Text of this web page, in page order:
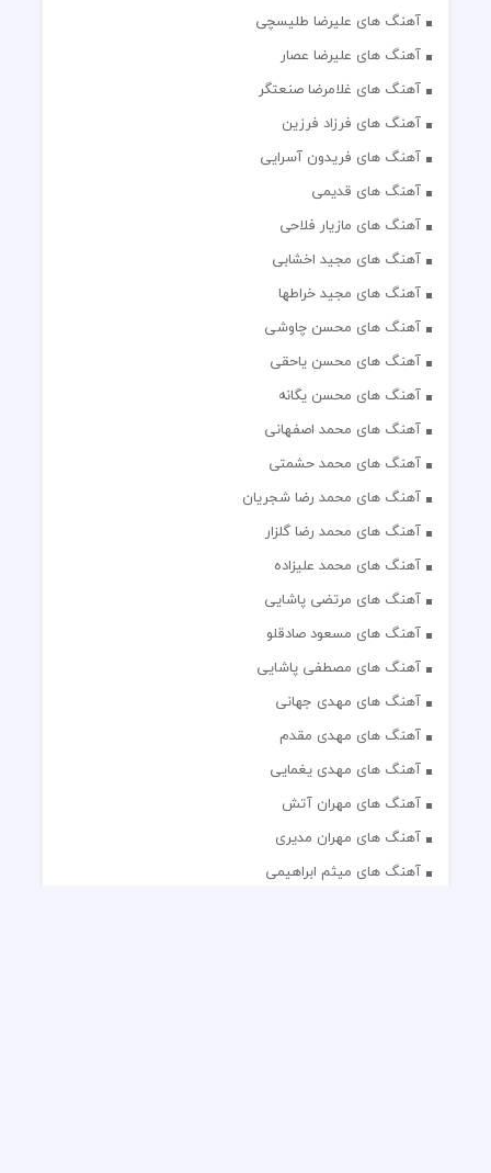
آهنگ های علیرضا طلیسچی
آهنگ های علیرضا عصار
آهنگ های غلامرضا صنعتگر
آهنگ های فرزاد فرزین
آهنگ های فریدون آسرایی
آهنگ های قدیمی
آهنگ های مازیار فلاحی
آهنگ های مجید اخشابی
آهنگ های مجید خراطها
آهنگ های محسن چاوشی
آهنگ های محسن یاحقی
آهنگ های محسن یگانه
آهنگ های محمد اصفهانی
آهنگ های محمد حشمتی
آهنگ های محمد رضا شجریان
آهنگ های محمد رضا گلزار
آهنگ های محمد علیزاده
آهنگ های مرتضی پاشایی
آهنگ های مسعود صادقلو
آهنگ های مصطفی پاشایی
آهنگ های مهدی جهانی
آهنگ های مهدی مقدم
آهنگ های مهدی یغمایی
آهنگ های مهران آتش
آهنگ های مهران مدیری
آهنگ های میثم ابراهیمی